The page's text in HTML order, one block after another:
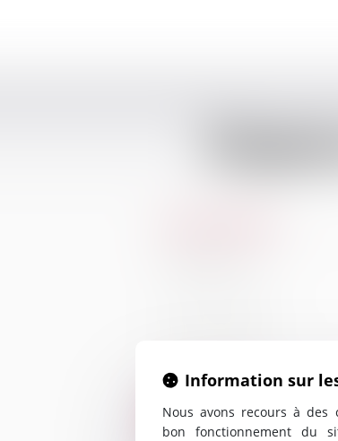
Se connecter
Information sur
Nous avons recours à des
bon fonctionnement du